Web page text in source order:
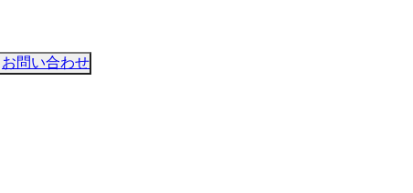
お問い合わせ